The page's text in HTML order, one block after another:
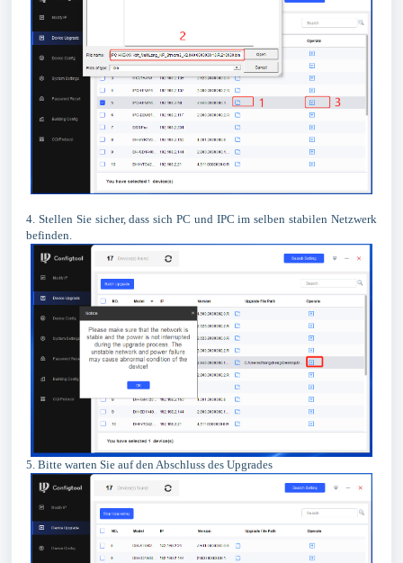
4. Stellen Sie sicher, dass sich PC und IPC im selben stabilen Netzwerk
befinden.
5. Bitte warten Sie auf den Abschluss des Upgrades